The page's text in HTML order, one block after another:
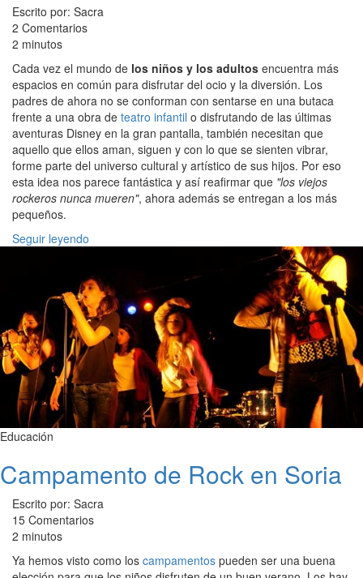
Escrito por: Sacra
2 Comentarios
2 minutos
Cada vez el mundo de los niños y los adultos encuentra más
espacios en común para disfrutar del ocio y la diversión. Los
padres de ahora no se conforman con sentarse en una butaca
frente a una obra de teatro infantil o disfrutando de las últimas
aventuras Disney en la gran pantalla, también necesitan que
aquello que ellos aman, siguen y con lo que se sienten vibrar,
forme parte del universo cultural y artístico de sus hijos. Por eso
esta idea nos parece fantástica y así reafirmar que "los viejos
rockeros nunca mueren", ahora además se entregan a los más
pequeños.
Seguir leyendo
Educación
Campamento de Rock en Soria
Escrito por: Sacra
15 Comentarios
2 minutos
Ya hemos visto como los campamentos pueden ser una buena